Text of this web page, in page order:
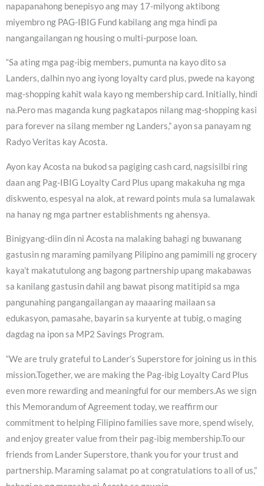
napapanahong benepisyo ang may 17-milyong aktibong
miyembro ng PAG-IBIG Fund kabilang ang mga hindi pa
nangangailangan ng housing o multi-purpose loan.
“Sa ating mga pag-ibig members, pumunta na kayo dito sa
Landers, dalhin nyo ang iyong loyalty card plus, pwede na kayong
mag-shopping kahit wala kayo ng membership card. Initially, hindi
na.Pero mas maganda kung pagkatapos nilang mag-shopping kasi
para forever na silang member ng Landers,” ayon sa panayam ng
Radyo Veritas kay Acosta.
Ayon kay Acosta na bukod sa pagiging cash card, nagsisilbi ring
daan ang Pag-IBIG Loyalty Card Plus upang makakuha ng mga
diskwento, espesyal na alok, at reward points mula sa lumalawak
na hanay ng mga partner establishments ng ahensya.
Binigyang-diin din ni Acosta na malaking bahagi ng buwanang
gastusin ng maraming pamilyang Pilipino ang pamimili ng grocery
kaya’t makatutulong ang bagong partnership upang makabawas
sa kanilang gastusin dahil ang bawat pisong matitipid sa mga
pangunahing pangangailangan ay maaaring mailaan sa
edukasyon, pamasahe, bayarin sa kuryente at tubig, o maging
dagdag na ipon sa MP2 Savings Program.
“We are truly grateful to Lander’s Superstore for joining us in this
mission.Together, we are making the Pag-ibig Loyalty Card Plus
even more rewarding and meaningful for our members.As we sign
this Memorandum of Agreement today, we reaffirm our
commitment to helping Filipino families save more, spend wisely,
and enjoy greater value from their pag-ibig membership.To our
friends from Lander Superstore, thank you for your trust and
partnership. Maraming salamat po at congratulations to all of us,”